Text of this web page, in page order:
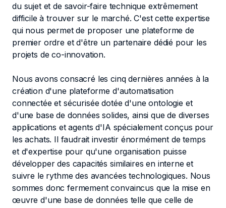
du sujet et de savoir-faire technique extrêmement
difficile à trouver sur le marché. C'est cette expertise
qui nous permet de proposer une plateforme de
premier ordre et d'être un partenaire dédié pour les
projets de co-innovation.
Nous avons consacré les cinq dernières années à la
création d'une plateforme d'automatisation
connectée et sécurisée dotée d'une ontologie et
d'une base de données solides, ainsi que de diverses
applications et agents d'IA spécialement conçus pour
les achats. Il faudrait investir énormément de temps
et d'expertise pour qu'une organisation puisse
développer des capacités similaires en interne et
suivre le rythme des avancées technologiques. Nous
sommes donc fermement convaincus que la mise en
œuvre d'une base de données telle que celle de